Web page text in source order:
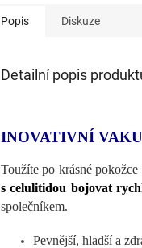
Popis Diskuze
Detailní popis
INOVATIVNÍ
Toužíte po krásné
s celulitidou bojovat
společníkem.
Pevnější, hladší a